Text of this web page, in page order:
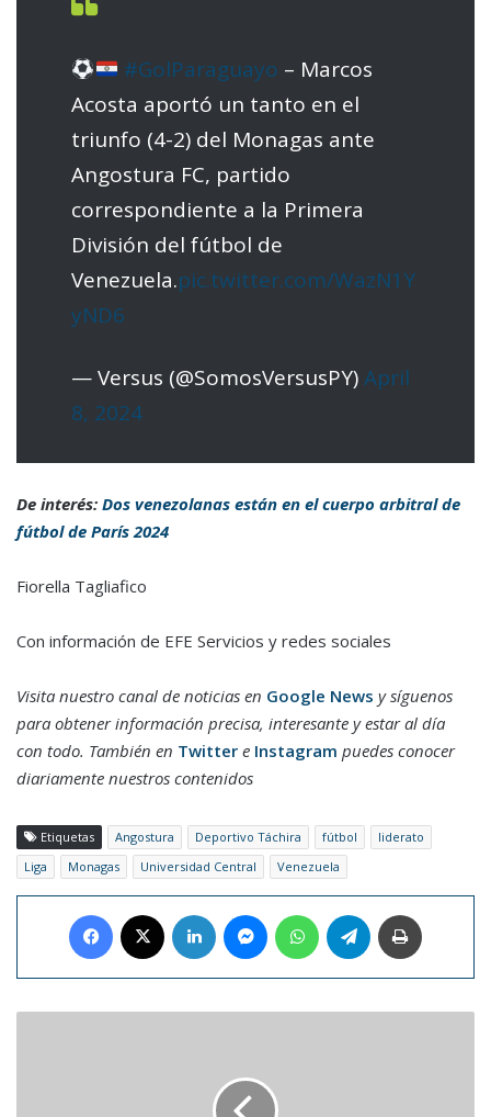
#GolParaguayo – Marcos
Acosta aportó un tanto en el
triunfo (4-2) del Monagas ante
Angostura FC, partido
correspondiente a la Primera
División del fútbol de
Venezuela.pic.twitter.com/WazN1Y
yND6
— Versus (@SomosVersusPY)April
8, 2024
De interés: Dos venezolanas están en el cuerpo arbitral de
fútbol de París 2024
Fiorella Tagliafico
Con información de EFE Servicios y redes sociales
Visita nuestro canal de noticias en Google News y síguenos
para obtener información precisa, interesante y estar al día
con todo. También en Twitter e Instagram puedes conocer
diariamente nuestros contenidos
Etiquetas Angostura Deportivo Táchira fútbol
liderato
Liga
Monagas Universidad Central Venezuela
Facebook LinkedIn MessengerWhatsAppTelegram